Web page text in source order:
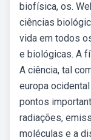
biofísica, os.
ciências
vida em todos
e biológicas. A
A ciência, tal
europa
pontos
radiações,
moléculas e a